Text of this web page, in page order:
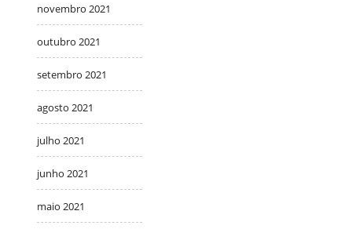
novembro 2021
outubro 2021
setembro 2021
agosto 2021
julho 2021
junho 2021
maio 2021